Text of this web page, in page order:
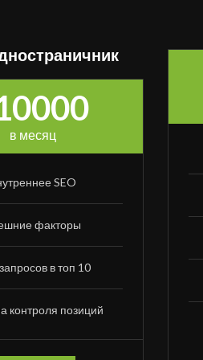
в месяц
SEO
факторы
в топ 10
контроля позиций